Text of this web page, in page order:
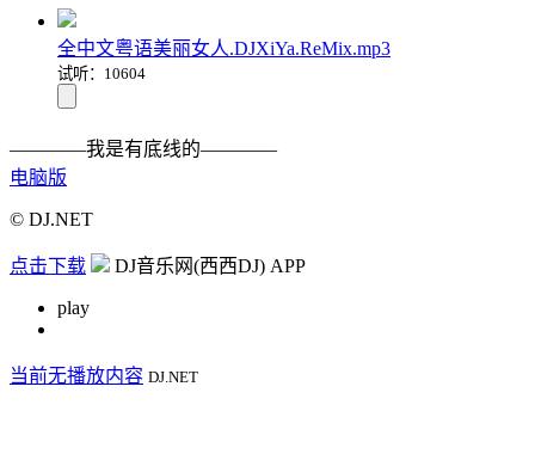
全中文粤语美丽女人.DJXiYa.ReMix.mp3
试听：10604
————我是有底线的————
电脑版
© DJ.NET
点击下载 DJ音乐网(西西DJ) APP
play
当前无播放内容 DJ.NET